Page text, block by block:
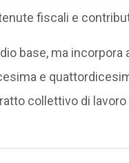
fiscali e
base, ma
e
collettivo di lavoro